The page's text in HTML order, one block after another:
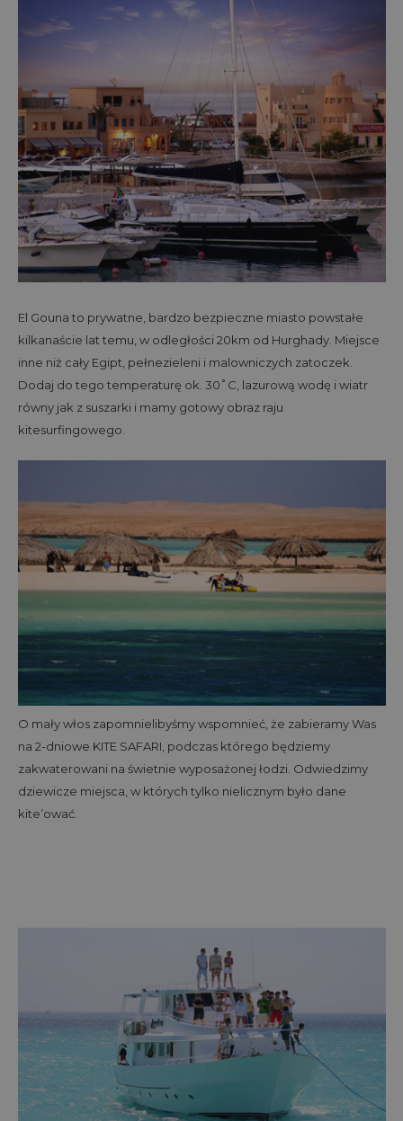
El Gouna to prywatne, bardzo bezpieczne miasto powstałe
kilkanaście lat temu, w odległości 20km od Hurghady. Miejsce
inne niż cały Egipt, pełnezieleni i malowniczych zatoczek.
Dodaj do tego temperaturę ok. 30˚C, lazurową wodę i wiatr
równy jak z suszarki i mamy gotowy obraz raju
kitesurfingowego.
O mały włos zapomnielibyśmy wspomnieć, że zabieramy Was
na 2-dniowe KITE SAFARI, podczas którego będziemy
zakwaterowani na świetnie wyposażonej łodzi. Odwiedzimy
dziewicze miejsca, w których tylko nielicznym było dane
kite’ować.